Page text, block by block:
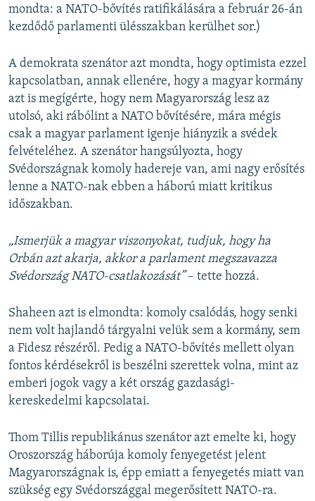
mondta: a NATO-bővítés ratifikálására a február 26-án
kezdődő parlamenti ülésszakban kerülhet sor.)
A demokrata szenátor azt mondta, hogy optimista ezzel
kapcsolatban, annak ellenére, hogy a magyar kormány
azt is megígérte, hogy nem Magyarország lesz az
utolsó, aki rábólint a NATO bővítésére, mára mégis
csak a magyar parlament igenje hiányzik a svédek
felvételéhez. A szenátor hangsúlyozta, hogy
Svédországnak komoly hadereje van, ami nagy erősítés
lenne a NATO-nak ebben a háború miatt kritikus
időszakban.
„Ismerjük a magyar viszonyokat, tudjuk, hogy ha
Orbán azt akarja, akkor a parlament megszavazza
Svédország NATO-csatlakozását”– tette hozzá.
Shaheen azt is elmondta: komoly csalódás, hogy senki
nem volt hajlandó tárgyalni velük sem a kormány, sem
a Fidesz részéről. Pedig a NATO-bővítés mellett olyan
fontos kérdésekről is beszélni szerettek volna, mint az
emberi jogok vagy a két ország gazdasági-
kereskedelmi kapcsolatai.
Thom Tillis republikánus szenátor azt emelte ki, hogy
Oroszország háborúja komoly fenyegetést jelent
Magyarországnak is, épp emiatt a fenyegetés miatt van
szükség egy Svédországgal megerősített NATO-ra.